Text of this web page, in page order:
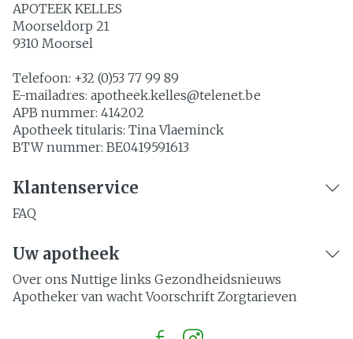
APOTEEK KELLES
Moorseldorp 21
9310 Moorsel
Telefoon: +32 (0)53 77 99 89
E-mailadres: apotheek.kelles@telenet.be
APB nummer: 414202
Apotheek titularis: Tina Vlaeminck
BTW nummer: BE0419591613
Klantenservice
FAQ
Uw apotheek
Over ons Nuttige links Gezondheidsnieuws
Apotheker van wacht Voorschrift Zorgtarieven